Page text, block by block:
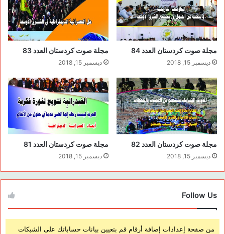
مجلة صوت كردستان العدد 84
ديسمبر 15, 2018
مجلة صوت كردستان العدد 83
ديسمبر 15, 2018
مجلة صوت كردستان العدد 82
ديسمبر 15, 2018
مجلة صوت كردستان العدد 81
ديسمبر 15, 2018
Follow Us
من صفحة إعدادات إضافة أرقام قم بتعيين بيانات حساباتك على الشبكات